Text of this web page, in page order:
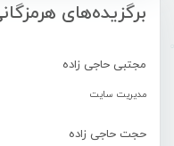
برگزیده‌های
مجتبی حاجی زاده
مدیریت سایت
حجت حاجی زاده